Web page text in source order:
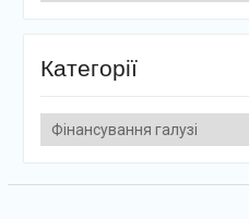
Категорії
Категорії